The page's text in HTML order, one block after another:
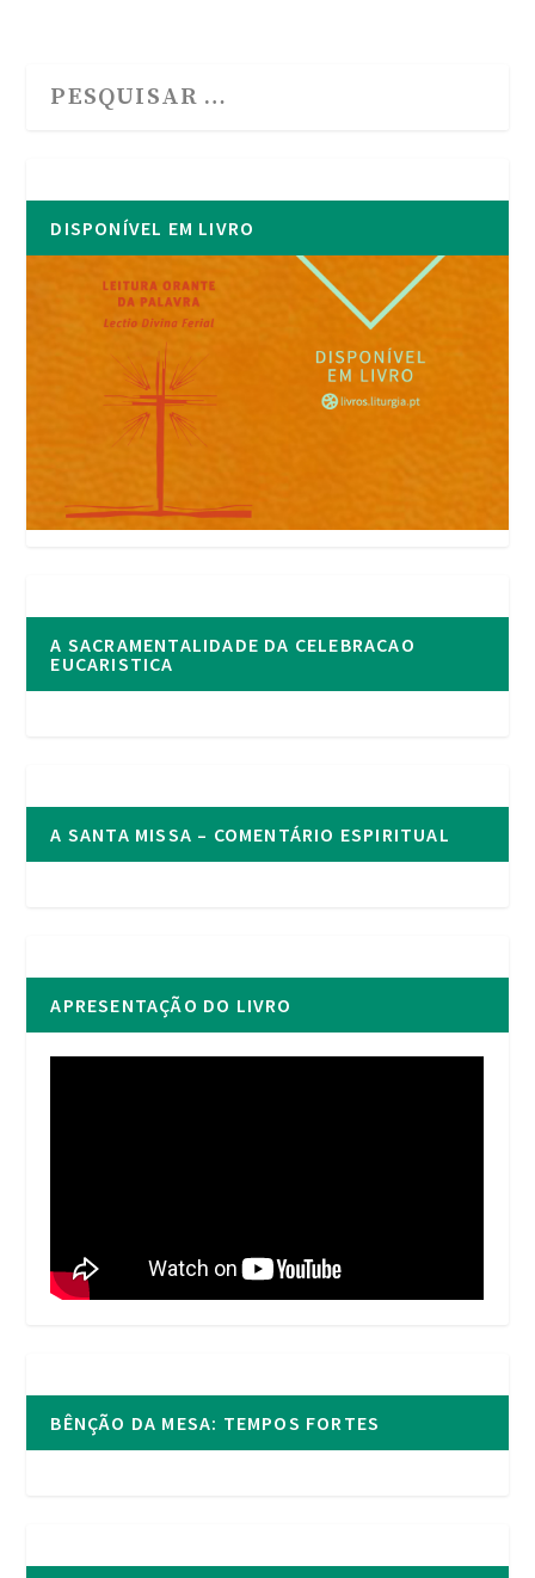
DISPONÍVEL EM LIVRO
A SACRAMENTALIDADE DA CELEBRACAO
EUCARISTICA
A SANTA MISSA – COMENTÁRIO ESPIRITUAL
APRESENTAÇÃO DO LIVRO
BÊNÇÃO DA MESA: TEMPOS FORTES